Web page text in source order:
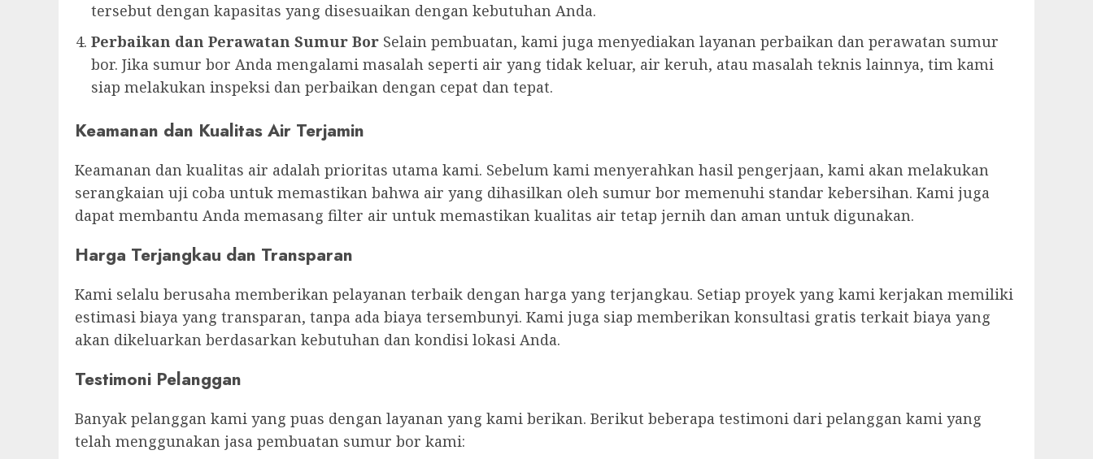
tersebut dengan kapasitas yang disesuaikan dengan kebutuhan Anda.
Perbaikan dan Perawatan Sumur Bor Selain pembuatan, kami juga menyediakan layanan perbaikan dan perawatan sumur
bor. Jika sumur bor Anda mengalami masalah seperti air yang tidak keluar, air keruh, atau masalah teknis lainnya, tim kami
siap melakukan inspeksi dan perbaikan dengan cepat dan tepat.
Keamanan dan Kualitas Air Terjamin
Keamanan dan kualitas air adalah prioritas utama kami. Sebelum kami menyerahkan hasil pengerjaan, kami akan melakukan
serangkaian uji coba untuk memastikan bahwa air yang dihasilkan oleh sumur bor memenuhi standar kebersihan. Kami juga
dapat membantu Anda memasang filter air untuk memastikan kualitas air tetap jernih dan aman untuk digunakan.
Harga Terjangkau dan Transparan
Kami selalu berusaha memberikan pelayanan terbaik dengan harga yang terjangkau. Setiap proyek yang kami kerjakan memiliki
estimasi biaya yang transparan, tanpa ada biaya tersembunyi. Kami juga siap memberikan konsultasi gratis terkait biaya yang
akan dikeluarkan berdasarkan kebutuhan dan kondisi lokasi Anda.
Testimoni Pelanggan
Banyak pelanggan kami yang puas dengan layanan yang kami berikan. Berikut beberapa testimoni dari pelanggan kami yang
telah menggunakan jasa pembuatan sumur bor kami: